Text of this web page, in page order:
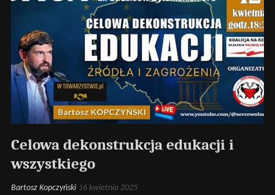
Celowa dekonstrukcja edukacji i
wszystkiego
Bartosz Kopczyński 16 kwietnia 2025